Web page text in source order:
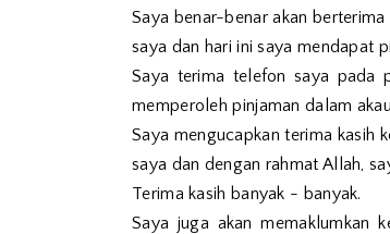
Saya benar-benar akan
saya dan hari ini saya mendapat
Saya terima telefon saya pada
memperoleh pinjaman dalam
Saya mengucapkan terima kasih
saya dan dengan rahmat Allah,
Terima kasih banyak - banyak.
Saya juga akan memaklumkan